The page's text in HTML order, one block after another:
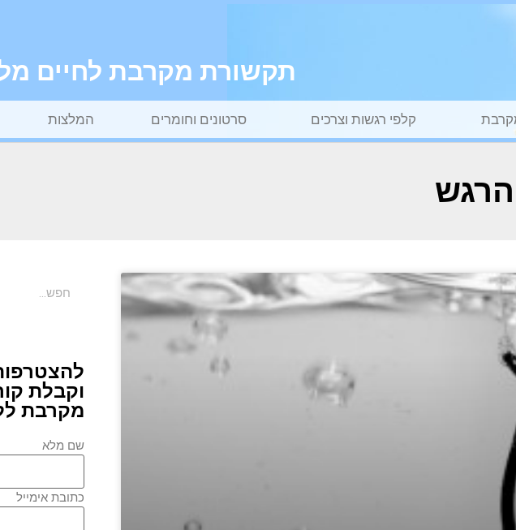
תקשורת מקרבת לחיים
קלפי רגשות וצרכים סרטונים וחומרים המלצות
וקבלת
מקרבת
שם מלא
כתובת אימייל